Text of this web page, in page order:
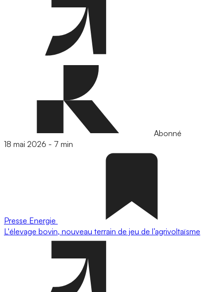
Abonné
18 mai 2026 - 7 min
Presse Energie
L'élevage bovin, nouveau terrain de jeu de l’agrivoltaïsme